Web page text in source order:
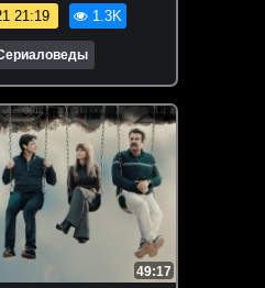
21:19 1.3K
49:17